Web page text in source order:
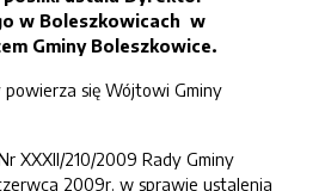
w Boleszkowicach w
Gminy Boleszkowice.
się Wójtowi Gminy
XXXII/210/2009 Rady Gminy
2009r. w sprawie ustalenia